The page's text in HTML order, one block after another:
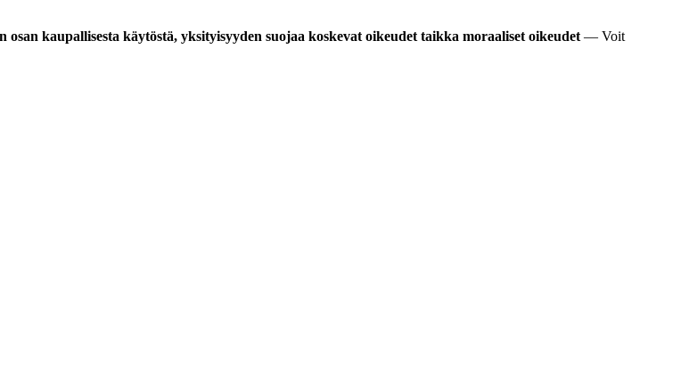
kaupallisesta käytöstä, yksityisyyden suojaa koskevat oikeudet taikka moraaliset oikeudet — Voit